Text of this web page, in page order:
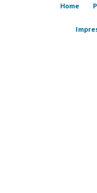
Home